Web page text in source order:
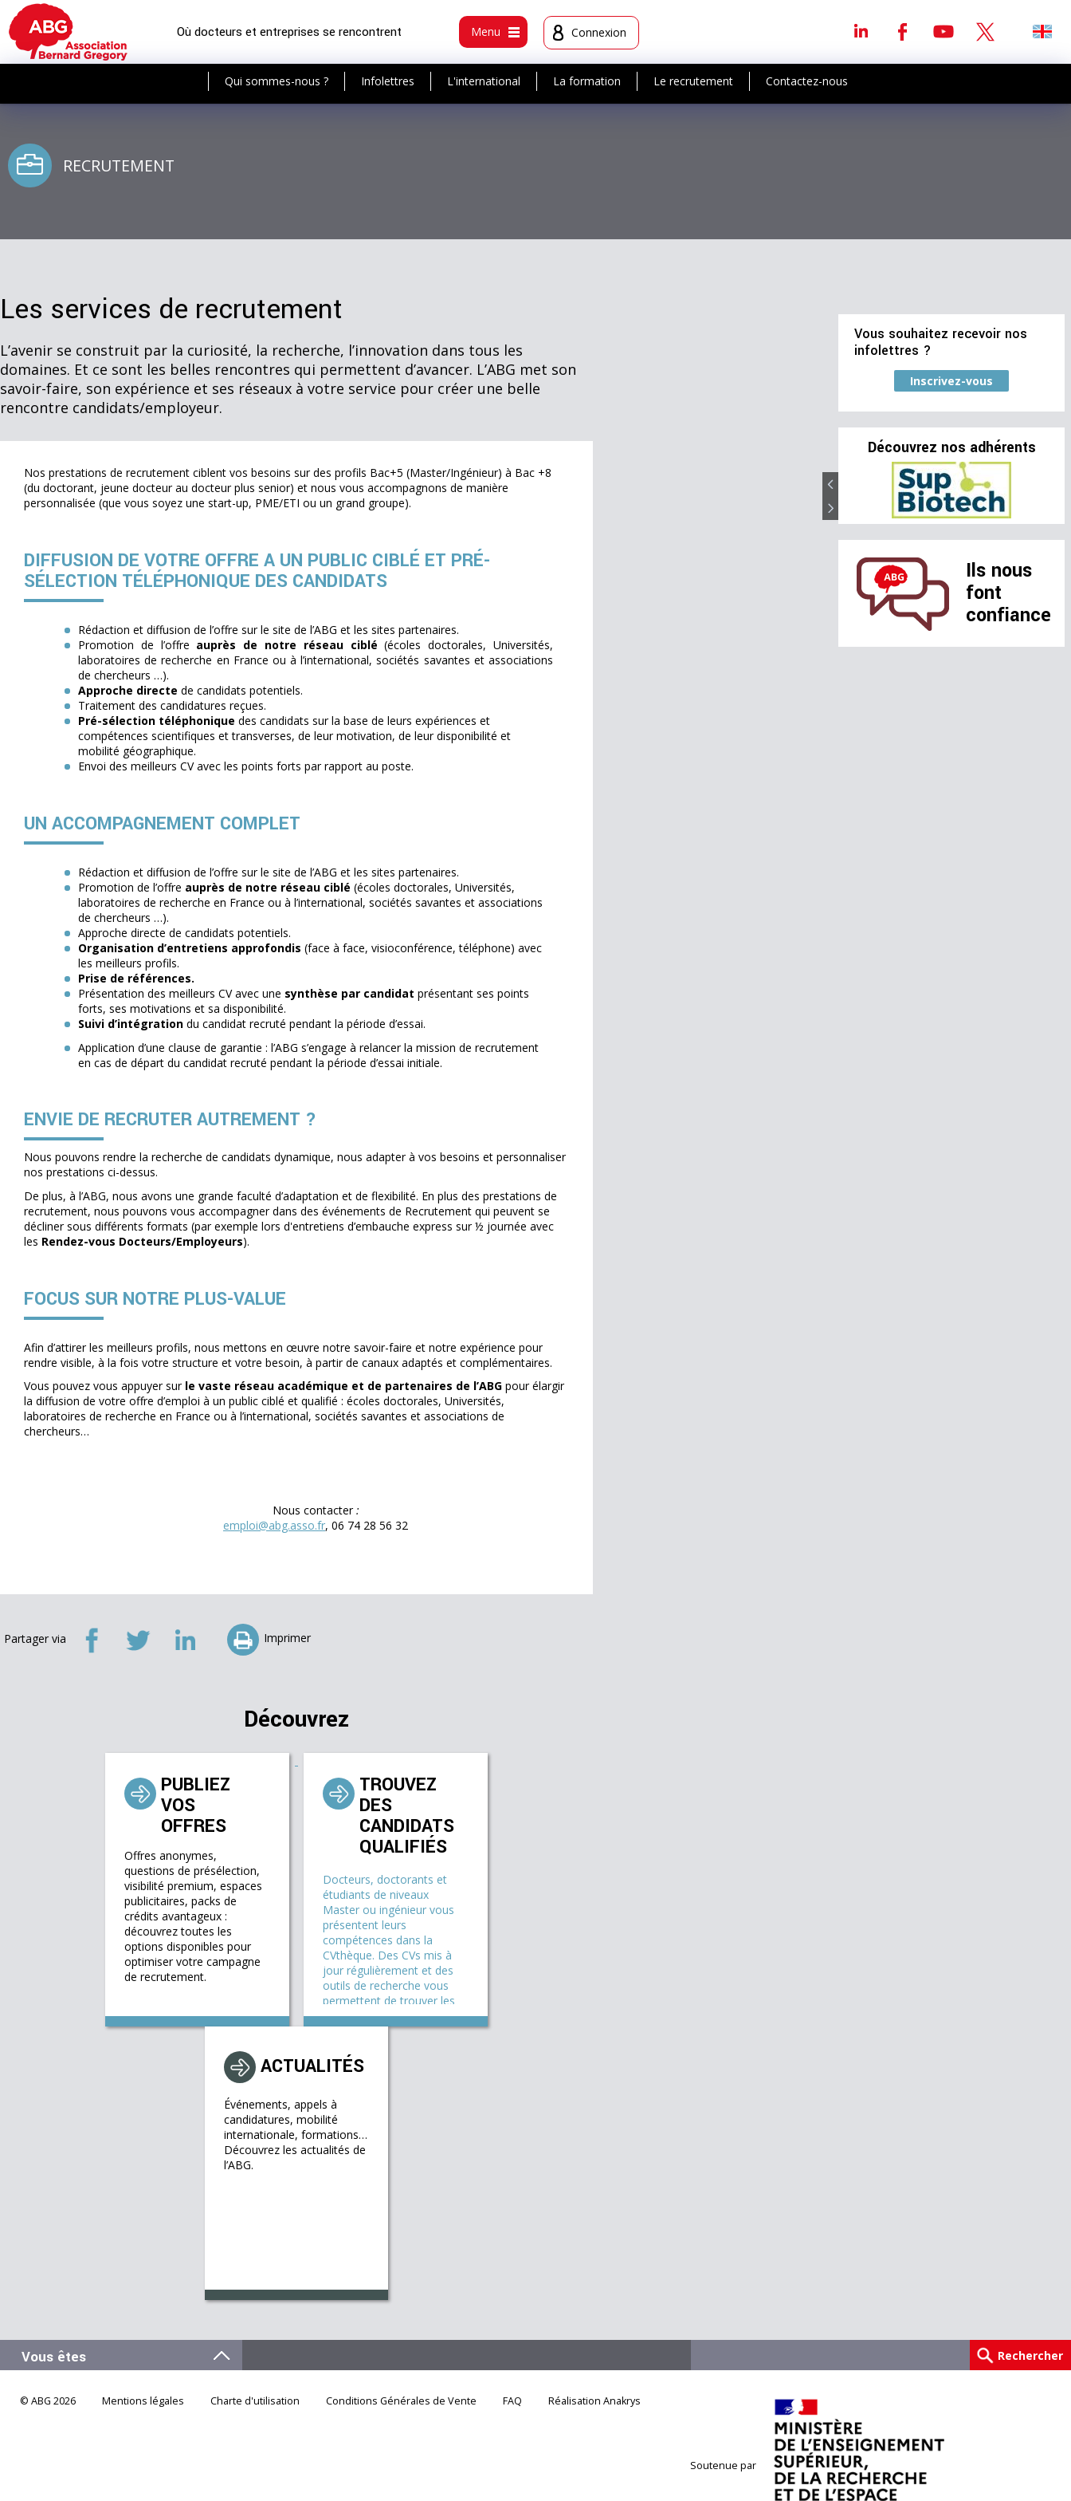
Où docteurs et entreprises se rencontrent Menu Connexion
Qui sommes-nous ? Infolettres L'international La formation Le recrutement Contactez-nous
RECRUTEMENT
Les services de recrutement
L’avenir se construit par la curiosité, la recherche, l’innovation dans tous les
domaines. Et ce sont les belles rencontres qui permettent d’avancer. L’ABG met son
savoir-faire, son expérience et ses réseaux à votre service pour créer une belle
rencontre candidats/employeur.
Nos prestations de recrutement ciblent vos besoins sur des profils Bac+5 (Master/Ingénieur) à Bac +8
(du doctorant, jeune docteur au docteur plus senior) et nous vous accompagnons de manière
personnalisée (que vous soyez une start-up, PME/ETI ou un grand groupe).
DIFFUSION DE VOTRE OFFRE A UN PUBLIC CIBLÉ ET PRÉ-
SÉLECTION TÉLÉPHONIQUE DES CANDIDATS
Rédaction et diffusion de l’offre sur le site de l’ABG et les sites partenaires.
Promotion de l’offre auprès de notre réseau ciblé (écoles doctorales, Universités,
laboratoires de recherche en France ou à l’international, sociétés savantes et associations
de chercheurs …).
Approche directe de candidats potentiels.
Traitement des candidatures reçues.
Pré-sélection téléphonique des candidats sur la base de leurs expériences et
compétences scientifiques et transverses, de leur motivation, de leur disponibilité et
mobilité géographique.
Envoi des meilleurs CV avec les points forts par rapport au poste.
UN ACCOMPAGNEMENT COMPLET
Rédaction et diffusion de l’offre sur le site de l’ABG et les sites partenaires.
Promotion de l’offre auprès de notre réseau ciblé (écoles doctorales, Universités,
laboratoires de recherche en France ou à l’international, sociétés savantes et associations
de chercheurs …).
Approche directe de candidats potentiels.
Organisation d’entretiens approfondis (face à face, visioconférence, téléphone) avec
les meilleurs profils.
Prise de références.
Présentation des meilleurs CV avec une synthèse par candidat présentant ses points
forts, ses motivations et sa disponibilité.
Suivi d’intégration du candidat recruté pendant la période d’essai.
Application d’une clause de garantie : l’ABG s’engage à relancer la mission de recrutement
en cas de départ du candidat recruté pendant la période d’essai initiale.
ENVIE DE RECRUTER AUTREMENT ?
Nous pouvons rendre la recherche de candidats dynamique, nous adapter à vos besoins et personnaliser
nos prestations ci-dessus.
De plus, à l’ABG, nous avons une grande faculté d’adaptation et de flexibilité. En plus des prestations de
recrutement, nous pouvons vous accompagner dans des événements de Recrutement qui peuvent se
décliner sous différents formats (par exemple lors d'entretiens d’embauche express sur ½ journée avec
les Rendez-vous Docteurs/Employeurs).
FOCUS SUR NOTRE PLUS-VALUE
Afin d’attirer les meilleurs profils, nous mettons en œuvre notre savoir-faire et notre expérience pour
rendre visible, à la fois votre structure et votre besoin, à partir de canaux adaptés et complémentaires.
Vous pouvez vous appuyer surle vaste réseau académique et de partenaires de l’ABG pour élargir
la diffusion de votre offre d’emploi à un public ciblé et qualifié : écoles doctorales, Universités,
laboratoires de recherche en France ou à l’international, sociétés savantes et associations de
chercheurs…
Nous contacter:
emploi@abg.asso.fr, 06 74 28 56 32
Partager via Imprimer
Découvrez
PUBLIEZ
VOS
OFFRES
Offres anonymes,
questions de présélection,
visibilité premium, espaces
publicitaires, packs de
crédits avantageux :
découvrez toutes les
options disponibles pour
optimiser votre campagne
de recrutement.
TROUVEZ
DES
CANDIDATS
QUALIFIÉS
Docteurs, doctorants et
étudiants de niveaux
Master ou ingénieur vous
présentent leurs
compétences dans la
CVthèque. Des CVs mis à
jour régulièrement et des
outils de recherche vous
permettent de trouver les
bons profils.
Explorer la CVthèque
ACTUALITÉS
Événements, appels à
candidatures, mobilité
internationale, formations…
Découvrez les actualités de
l’ABG.
Vous souhaitez recevoir nos
infolettres ?
Inscrivez-vous
Découvrez nos adhérents
Ils nous
font
confiance
© ABG 2026 Mentions légales Charte d'utilisation Conditions Générales de Vente FAQ Réalisation Anakrys
Soutenue par